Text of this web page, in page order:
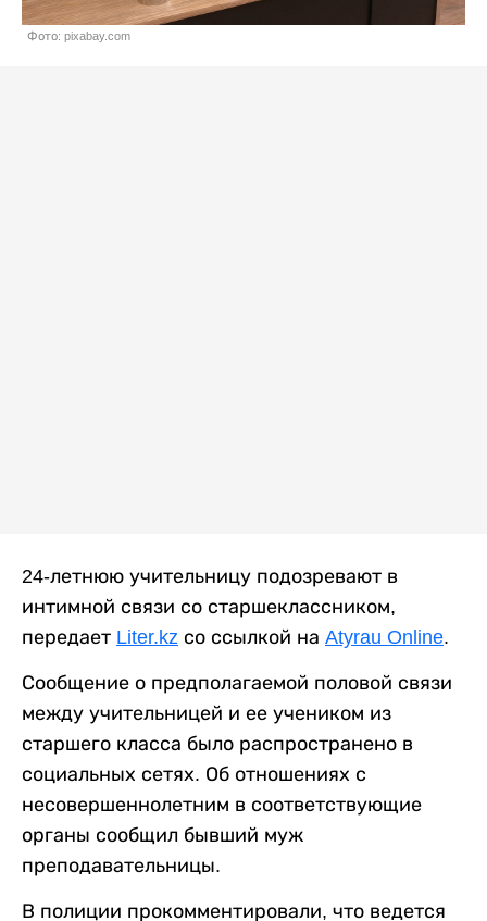
Фото: pixabay.com
24-летнюю учительницу подозревают в
интимной связи со старшеклассником,
передает Liter.kz со ссылкой на Atyrau Online.
Сообщение о предполагаемой половой связи
между учительницей и ее учеником из
старшего класса было распространено в
социальных сетях. Об отношениях с
несовершеннолетним в соответствующие
органы сообщил бывший муж
преподавательницы.
В полиции прокомментировали, что ведется